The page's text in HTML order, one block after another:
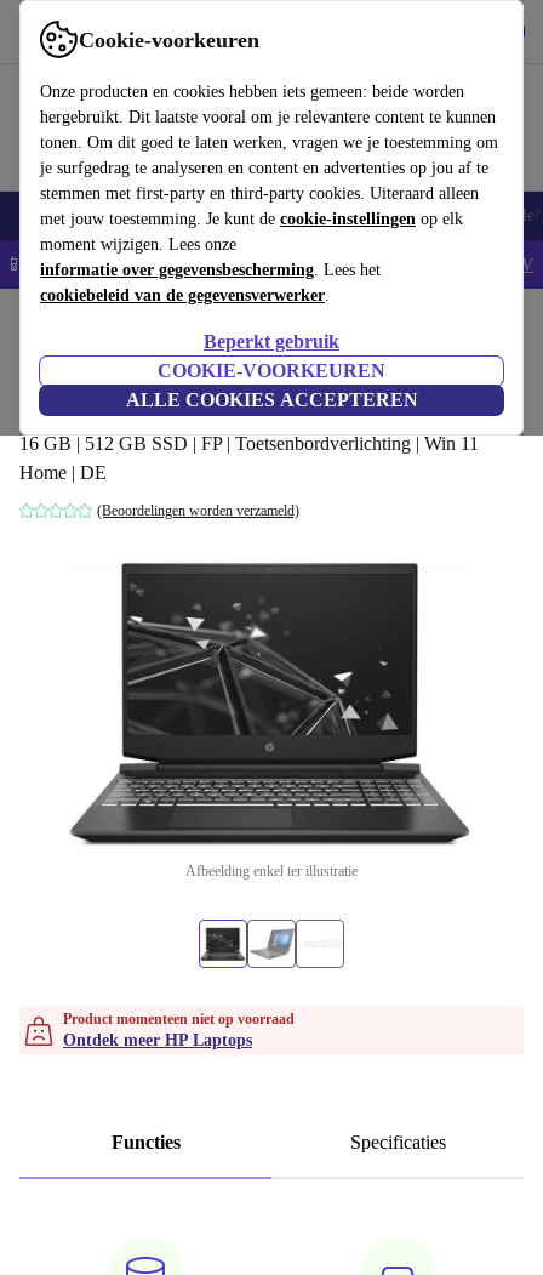
Cookie-voorkeuren
Onze producten en cookies hebben iets gemeen: beide worden
hergebruikt. Dit laatste vooral om je relevantere content te kunnen
tonen. Om dit goed te laten werken, vragen we je toestemming om
je surfgedrag te analyseren en content en advertenties op jou af te
stemmen met first-party en third-party cookies. Uiteraard alleen
met jouw toestemming. Je kunt de cookie-instellingen op elk
moment wijzigen. Lees onze
informatie over gegevensbescherming. Lees het
cookiebeleid van de gegevensverwerker.
Beperkt gebruik
COOKIE-VOORKEUREN
ALLE COOKIES ACCEPTEREN
Gebruik refurbed snel en eenvoudig
Smartphones Laptops Tablets Smartwatches Accessoires
📱5% EXTRA korting op alle iPhones – Code: IPHONEDEAL - AV
HP Pavilion Gaming 15-ec2601nc | Ryzen
5 5600H | 15.6"
16 GB | 512 GB SSD | FP | Toetsenbordverlichting | Win 11
Home | DE
(Beoordelingen worden verzameld)
Afbeelding enkel ter illustratie
Product momenteen niet op voorraad
Ontdek meer HP Laptops
Functies Specificaties